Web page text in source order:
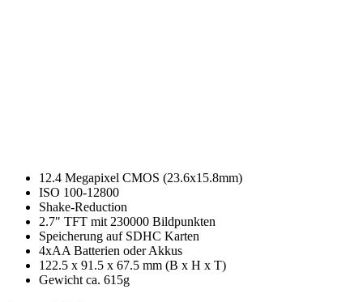
12.4 Megapixel CMOS (23.6x15.8mm)
ISO 100-12800
Shake-Reduction
2.7" TFT mit 230000 Bildpunkten
Speicherung auf SDHC Karten
4xAA Batterien oder Akkus
122.5 x 91.5 x 67.5 mm (B x H x T)
Gewicht ca. 615g